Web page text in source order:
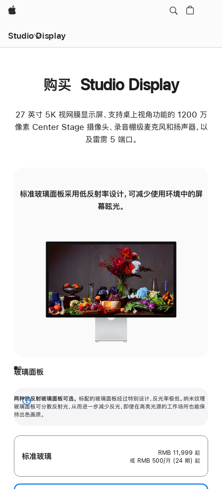
Apple
Studio Display
购买 Studio Display
27 英寸 5K 视网膜显示屏、支持桌上视角功能的 1200 万
像素 Center Stage 摄像头、录音棚级麦克风和扬声器，以
及雷雳 5 端口。
标准玻璃面板采用低反射率设计，可减少使用环境中的屏
幕眩光。
玻璃面板
两种抗反射玻璃面板可选。 标配的玻璃面板经过特别设计，反光率极低。纳米纹理
玻璃面板可分散反射光，从而进一步减少反光，即使在高亮光源的工作场所也能保
持出色画质。
展
开
标准玻璃 RMB 11,999 起
或 RMB 500/月 (24 期) 起